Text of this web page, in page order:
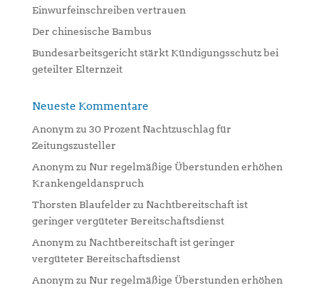
Einwurfeinschreiben vertrauen
Der chinesische Bambus
Bundesarbeitsgericht stärkt Kündigungsschutz bei
geteilter Elternzeit
Neueste Kommentare
Anonym zu 30 Prozent Nachtzuschlag für
Zeitungszusteller
Anonym zu Nur regelmäßige Überstunden erhöhen
Krankengeldanspruch
Thorsten Blaufelder zu Nachtbereitschaft ist
geringer vergüteter Bereitschaftsdienst
Anonym zu Nachtbereitschaft ist geringer
vergüteter Bereitschaftsdienst
Anonym zu Nur regelmäßige Überstunden erhöhen